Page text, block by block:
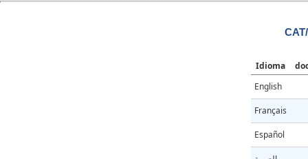
Idioma
English
Français
Español